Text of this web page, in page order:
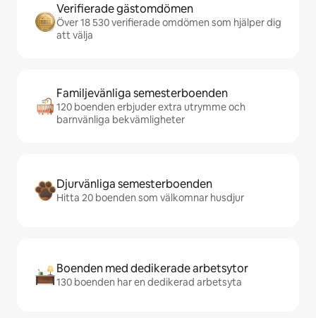
Verifierade gästomdömen
Över 18 530 verifierade omdömen som hjälper dig
att välja
Familjevänliga semesterboenden
120 boenden erbjuder extra utrymme och
barnvänliga bekvämligheter
Djurvänliga semesterboenden
Hitta 20 boenden som välkomnar husdjur
Boenden med dedikerade arbetsytor
130 boenden har en dedikerad arbetsyta